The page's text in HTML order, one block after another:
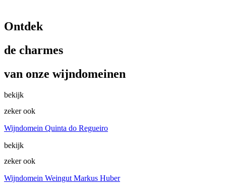
Ontdek
de charmes
van onze wijndomeinen
bekijk
zeker ook
Wijndomein Quinta do Regueiro
bekijk
zeker ook
Wijndomein Weingut Markus Huber